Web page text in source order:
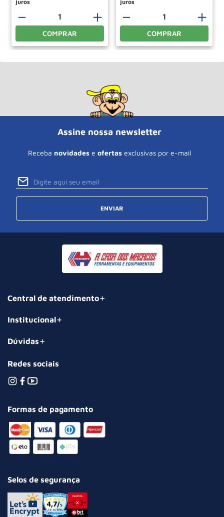
＋
－
COMPRAR
＋
－
COMPRAR
Assine nossa newsletter
Receba novidades e ofertas exclusivas por e-mail
ENVIAR
Central de atendimento
Institucional
Dúvidas
Redes sociais
Formas de pagamento
Selos de segurança